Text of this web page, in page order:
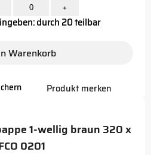
1-wellig braun 320 x
0201
+
durch 20 teilbar
Warenkorb
Platzhalter
Produkt merken